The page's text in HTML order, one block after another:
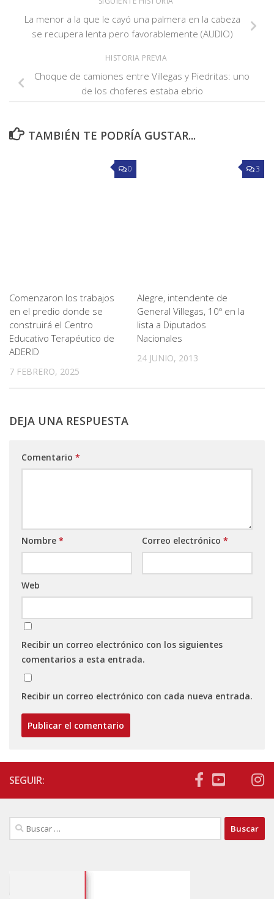
La menor a la que le cayó una palmera en la cabeza
se recupera lenta pero favorablemente (AUDIO)
HISTORIA PREVIA
Choque de camiones entre Villegas y Piedritas: uno
de los choferes estaba ebrio
TAMBIÉN TE PODRÍA GUSTAR...
0
Comenzaron los trabajos
en el predio donde se
construirá el Centro
Educativo Terapéutico de
ADERID
7 FEBRERO, 2025
3
Alegre, intendente de
General Villegas, 10º en la
lista a Diputados
Nacionales
24 JUNIO, 2013
DEJA UNA RESPUESTA
Comentario *
Nombre * Correo electrónico *
Web
Recibir un correo electrónico con los siguientes
comentarios a esta entrada.
Recibir un correo electrónico con cada nueva entrada.
SEGUIR:
Buscar: